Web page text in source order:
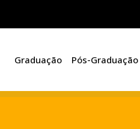
Graduação Pós-Graduação